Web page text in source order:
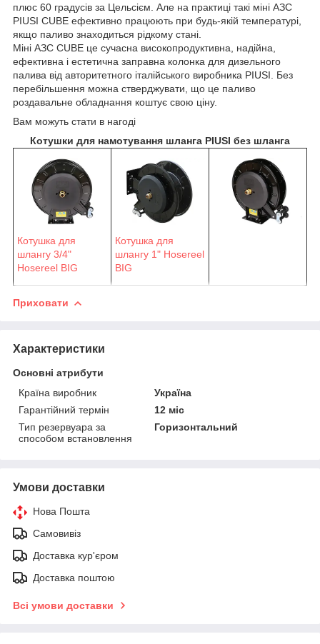
плюс 60 градусів за Цельсієм. Але на практиці такі міні АЗС
PIUSI CUBE ефективно працюють при будь-якій температурі,
якщо паливо знаходиться рідкому стані.
Міні АЗС CUBE це сучасна високопродуктивна, надійна,
ефективна і естетична заправна колонка для дизельного
палива від авторитетного італійського виробника PIUSI. Без
перебільшення можна стверджувати, що це паливо
роздавальне обладнання коштує свою ціну.
Вам можуть стати в нагоді
Котушки для намотування шланга PIUSI без шланга
Котушка для
шлангу 3/4"
Hosereel BIG
Котушка для
шлангу 1" Hosereel
BIG
Приховати
Характеристики
Основні атрибути
Країна виробник
Україна
Гарантійний термін
12 міс
Тип резервуара за
способом встановлення
Горизонтальний
Умови доставки
Нова Пошта
Самовивіз
Доставка кур'єром
Доставка поштою
Всі умови доставки